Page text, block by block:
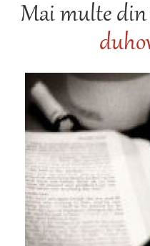
Mai multe din